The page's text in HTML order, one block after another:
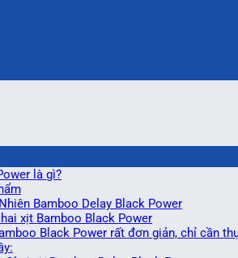
là gì?
Bamboo Delay Black Power
xịt Bamboo Black Power
Black Power rất đơn giản, chỉ cần